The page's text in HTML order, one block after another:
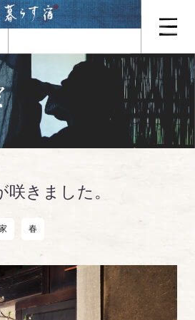
咲きました。
春